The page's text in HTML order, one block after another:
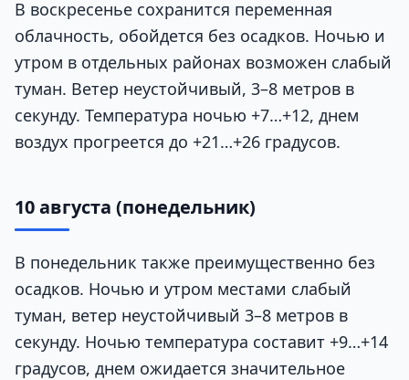
В воскресенье сохранится переменная
облачность, обойдется без осадков. Ночью и
утром в отдельных районах возможен слабый
туман. Ветер неустойчивый, 3–8 метров в
секунду. Температура ночью +7…+12, днем
воздух прогреется до +21…+26 градусов.
10 августа (понедельник)
В понедельник также преимущественно без
осадков. Ночью и утром местами слабый
туман, ветер неустойчивый 3–8 метров в
секунду. Ночью температура составит +9…+14
градусов, днем ожидается значительное